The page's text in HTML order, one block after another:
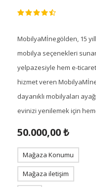
MobilyaMİnegölden, 15
mobilya seçenekleri
yelpazesiyle hem e-ticaret
hizmet veren
dayanıklı mobilyaları
evinizi yenilemek için
50.000,00 ₺
Mağaza Konumu
Mağaza iletişim